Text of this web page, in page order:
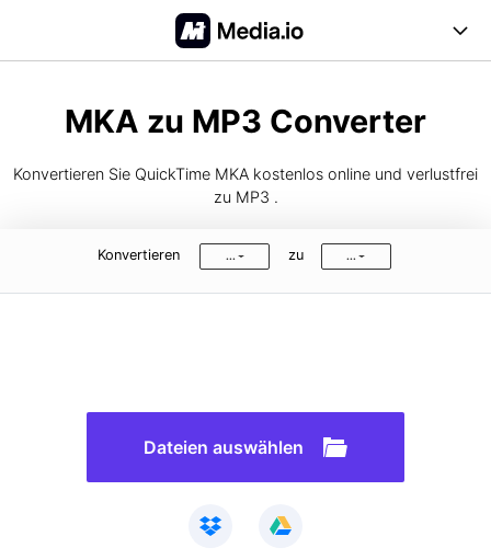
Support
Anleitung
MKA zu MP3 Converter
Konvertieren Sie QuickTime MKA kostenlos online und verlustfrei
zu MP3 .
Konvertieren ... zu ...
Dateien auswählen